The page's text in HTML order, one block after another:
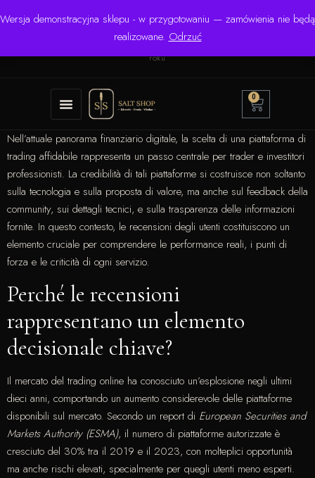
Wersja demonstracyjna sklepu - w przygotowaniu — zamówienia nie będą
realizowane. Odrzuć
☎ +48 506 504 900
✉
krzysztof.lipinski@salinarium.com
Pon.–Pt. 8:00–16:00 | Bezpośredni importer od 1999
roku
0
Nell’attuale panorama finanziario digitale, la scelta di una piattaforma di
trading affidabile rappresenta un passo centrale per trader e investitori
professionisti. La credibilità di tali piattaforme si costruisce non soltanto
sulla tecnologia e sulla proposta di valore, ma anche sul feedback della
community, sui dettagli tecnici, e sulla trasparenza delle informazioni
fornite. In questo contesto, le recensioni degli utenti costituiscono un
elemento cruciale per comprendere le performance reali, i punti di
forza e le criticità di ogni servizio.
Perché le recensioni
rappresentano un elemento
decisionale chiave?
Il mercato del trading online ha conosciuto un’esplosione negli ultimi
dieci anni, comportando un aumento considerevole delle piattaforme
disponibili sul mercato. Secondo un report di European Securities and
Markets Authority (ESMA), il numero di piattaforme autorizzate è
cresciuto del 30% tra il 2019 e il 2023, con molteplici opportunità
ma anche rischi elevati, specialmente per quegli utenti meno esperti.